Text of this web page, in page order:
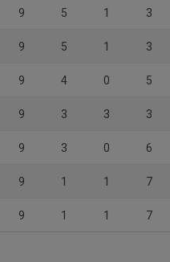
9 5 1 3
9 5 1 3
9 4 0 5
9 3 3 3
9 3 0 6
9 1 1 7
9 1 1 7